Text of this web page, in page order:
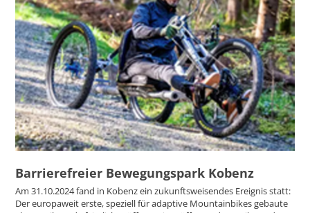
Barrierefreier Bewegungspark Kobenz
Am 31.10.2024 fand in Kobenz ein zukunftsweisendes Ereignis statt:
Der europaweit erste, speziell für adaptive Mountainbikes gebaute